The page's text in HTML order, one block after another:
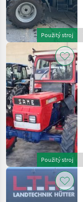
Fendt
New Holland
Steyr
Claas
Zobrazit
všech
48
MODEL
75
Použitý stroj
Použitý stroj